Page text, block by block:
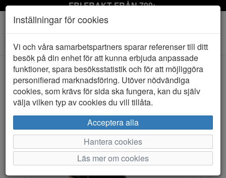
FRI FRAKT FRÅN 799:-
Toggle
navigation
HEM XTI
Inställningar för cookies
Vi och våra samarbetspartners sparar referenser till ditt
besök på din enhet för att kunna erbjuda anpassade
funktioner, spara besöksstatistik och för att möjliggöra
personifierad marknadsföring. Utöver nödvändiga
cookies, som krävs för sida ska fungera, kan du själv
välja vilken typ av cookies du vill tillåta.
Acceptera alla
Hantera cookies
Läs mer om cookies